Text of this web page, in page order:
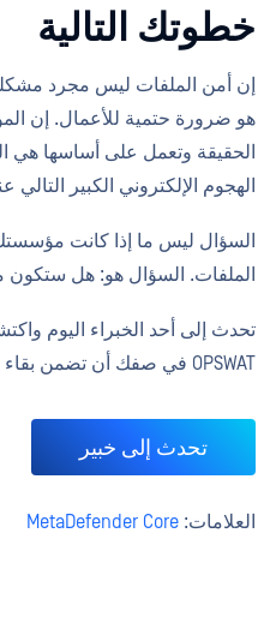
خطوتك التالية
إن أمن الملفات ليس مجرد
هو ضرورة حتمية للأعمال. إن
الحقيقة وتعمل على أساسها هي
الهجوم الإلكتروني الكبير التالي
السؤال ليس ما إذا كانت
الملفات. السؤال هو: هل
تحدث إلى أحد الخبراء اليوم
OPSWAT في صفك أن تضمن بقاء بياناتك وشبكاتك الهامة آمنة.
تحدث إلى خبير
العلامات: MetaDefender Core